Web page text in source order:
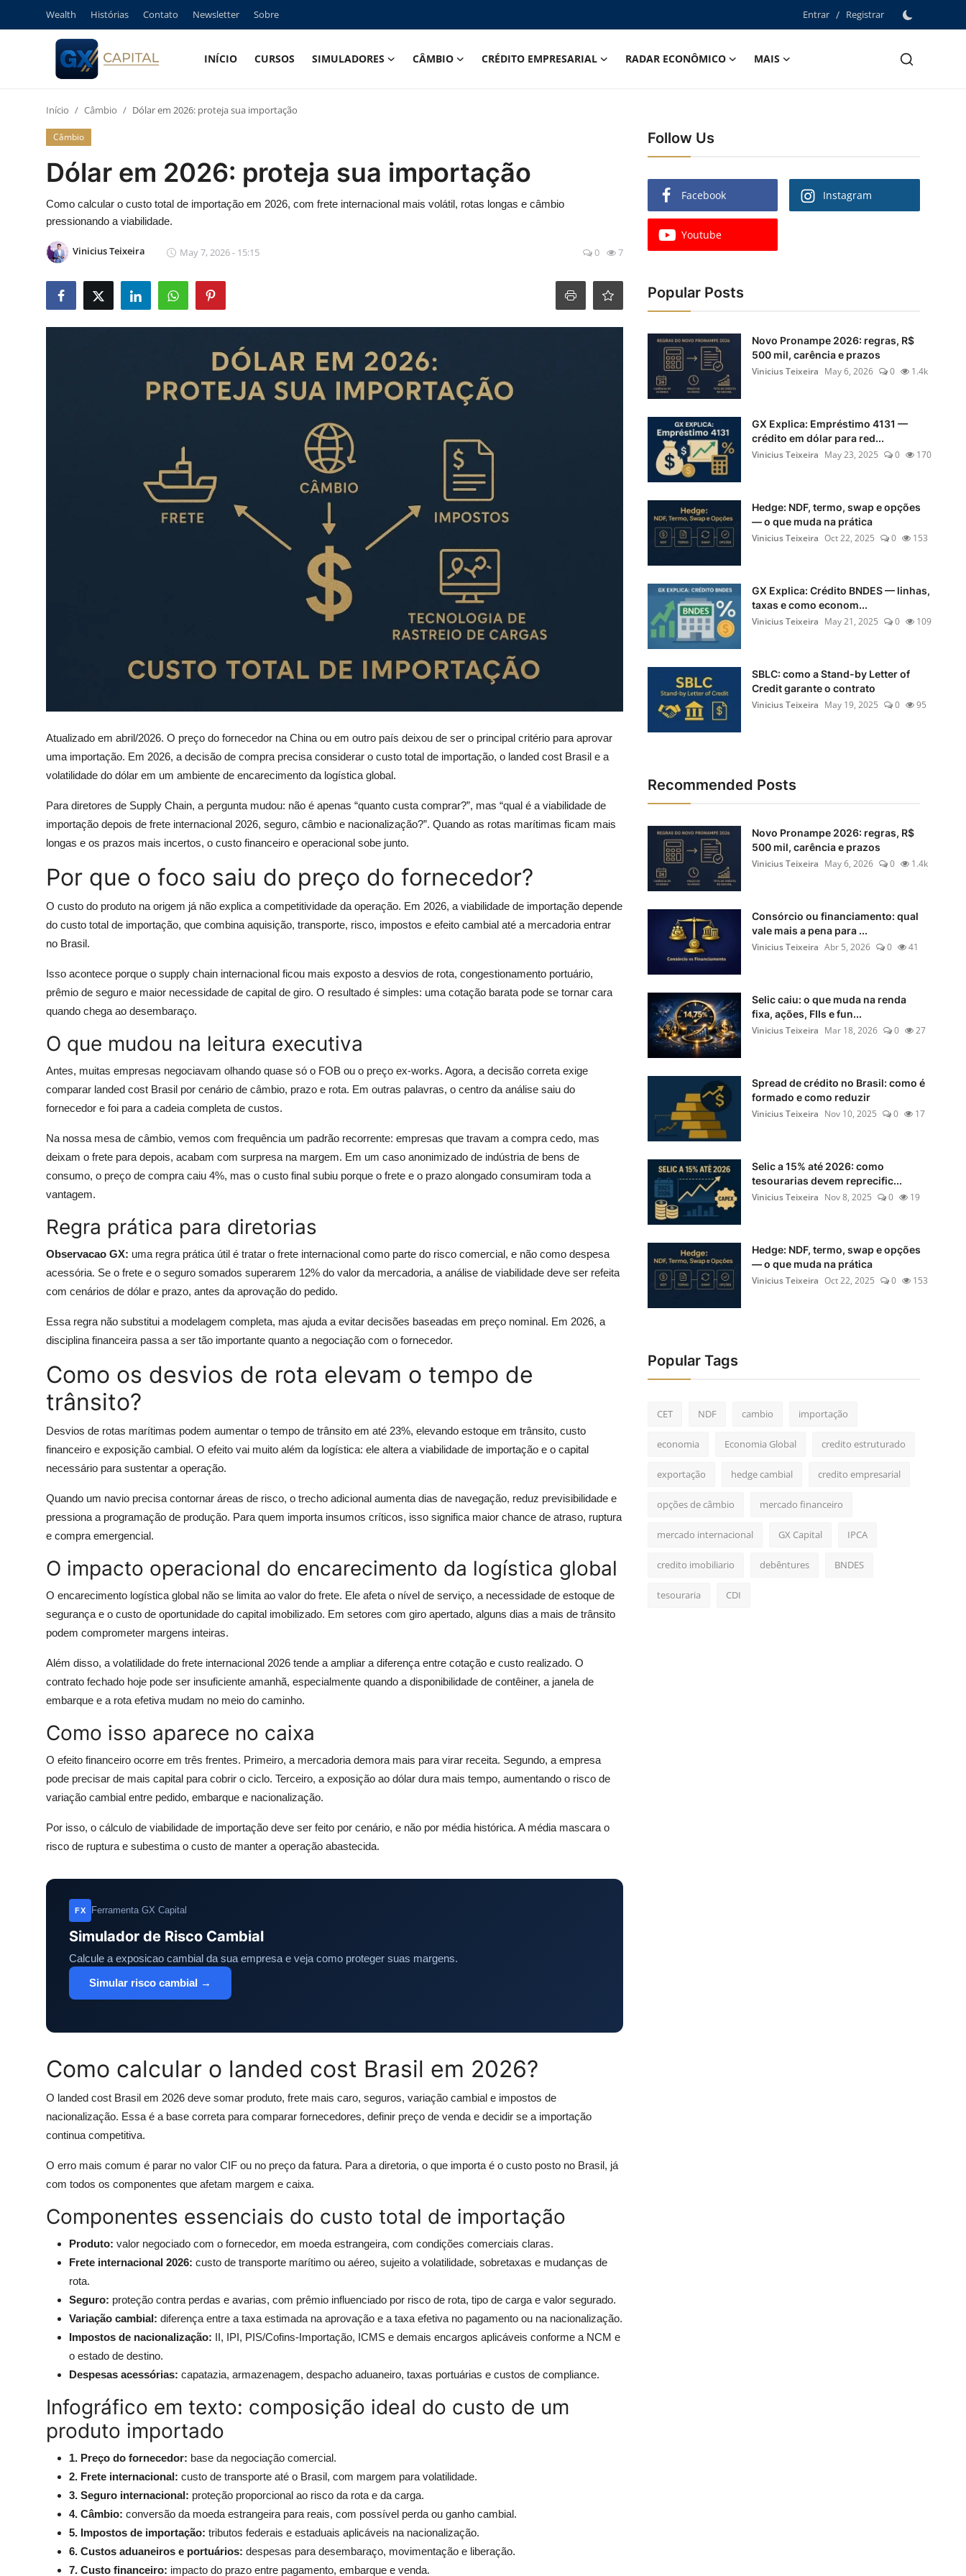
Wealth Histórias Contato Newsletter Sobre Entrar / Registrar
INÍCIO CURSOS SIMULADORES CÂMBIO CRÉDITO EMPRESARIAL RADAR ECONÔMICO
MAIS
Entrar
Wealth
Histórias
Início Câmbio Dólar em 2026: proteja sua importação
Câmbio
Dólar em 2026: proteja sua importação
Como calcular o custo total de importação em 2026, com frete internacional mais volátil, rotas longas e câmbio
pressionando a viabilidade.
Vinicius Teixeira May 7, 2026 - 15:15 0 7
Atualizado em abril/2026. O preço do fornecedor na China ou em outro país deixou de ser o principal critério para aprovar
uma importação. Em 2026, a decisão de compra precisa considerar o custo total de importação, o landed cost Brasil e a
volatilidade do dólar em um ambiente de encarecimento da logística global.
Para diretores de Supply Chain, a pergunta mudou: não é apenas “quanto custa comprar?”, mas “qual é a viabilidade de
importação depois de frete internacional 2026, seguro, câmbio e nacionalização?”. Quando as rotas marítimas ficam mais
longas e os prazos mais incertos, o custo financeiro e operacional sobe junto.
Por que o foco saiu do preço do fornecedor?
O custo do produto na origem já não explica a competitividade da operação. Em 2026, a viabilidade de importação depende
do custo total de importação, que combina aquisição, transporte, risco, impostos e efeito cambial até a mercadoria entrar
no Brasil.
Isso acontece porque o supply chain internacional ficou mais exposto a desvios de rota, congestionamento portuário,
prêmio de seguro e maior necessidade de capital de giro. O resultado é simples: uma cotação barata pode se tornar cara
quando chega ao desembaraço.
O que mudou na leitura executiva
Antes, muitas empresas negociavam olhando quase só o FOB ou o preço ex-works. Agora, a decisão correta exige
comparar landed cost Brasil por cenário de câmbio, prazo e rota. Em outras palavras, o centro da análise saiu do
fornecedor e foi para a cadeia completa de custos.
Na nossa mesa de câmbio, vemos com frequência um padrão recorrente: empresas que travam a compra cedo, mas
deixam o frete para depois, acabam com surpresa na margem. Em um caso anonimizado de indústria de bens de
consumo, o preço de compra caiu 4%, mas o custo final subiu porque o frete e o prazo alongado consumiram toda a
vantagem.
Regra prática para diretorias
Observacao GX: uma regra prática útil é tratar o frete internacional como parte do risco comercial, e não como despesa
acessória. Se o frete e o seguro somados superarem 12% do valor da mercadoria, a análise de viabilidade deve ser refeita
com cenários de dólar e prazo, antes da aprovação do pedido.
Essa regra não substitui a modelagem completa, mas ajuda a evitar decisões baseadas em preço nominal. Em 2026, a
disciplina financeira passa a ser tão importante quanto a negociação com o fornecedor.
Como os desvios de rota elevam o tempo de
trânsito?
Desvios de rotas marítimas podem aumentar o tempo de trânsito em até 23%, elevando estoque em trânsito, custo
financeiro e exposição cambial. O efeito vai muito além da logística: ele altera a viabilidade de importação e o capital
necessário para sustentar a operação.
Quando um navio precisa contornar áreas de risco, o trecho adicional aumenta dias de navegação, reduz previsibilidade e
pressiona a programação de produção. Para quem importa insumos críticos, isso significa maior chance de atraso, ruptura
e compra emergencial.
O impacto operacional do encarecimento da logística global
O encarecimento logística global não se limita ao valor do frete. Ele afeta o nível de serviço, a necessidade de estoque de
segurança e o custo de oportunidade do capital imobilizado. Em setores com giro apertado, alguns dias a mais de trânsito
podem comprometer margens inteiras.
Além disso, a volatilidade do frete internacional 2026 tende a ampliar a diferença entre cotação e custo realizado. O
contrato fechado hoje pode ser insuficiente amanhã, especialmente quando a disponibilidade de contêiner, a janela de
embarque e a rota efetiva mudam no meio do caminho.
Como isso aparece no caixa
O efeito financeiro ocorre em três frentes. Primeiro, a mercadoria demora mais para virar receita. Segundo, a empresa
pode precisar de mais capital para cobrir o ciclo. Terceiro, a exposição ao dólar dura mais tempo, aumentando o risco de
variação cambial entre pedido, embarque e nacionalização.
Por isso, o cálculo de viabilidade de importação deve ser feito por cenário, e não por média histórica. A média mascara o
risco de ruptura e subestima o custo de manter a operação abastecida.
FX Ferramenta GX Capital
Simulador de Risco Cambial
Calcule a exposicao cambial da sua empresa e veja como proteger suas margens.
Simular risco cambial →
Como calcular o landed cost Brasil em 2026?
O landed cost Brasil em 2026 deve somar produto, frete mais caro, seguros, variação cambial e impostos de
nacionalização. Essa é a base correta para comparar fornecedores, definir preço de venda e decidir se a importação
continua competitiva.
O erro mais comum é parar no valor CIF ou no preço da fatura. Para a diretoria, o que importa é o custo posto no Brasil, já
com todos os componentes que afetam margem e caixa.
Componentes essenciais do custo total de importação
Produto: valor negociado com o fornecedor, em moeda estrangeira, com condições comerciais claras.
Frete internacional 2026: custo de transporte marítimo ou aéreo, sujeito a volatilidade, sobretaxas e mudanças de
rota.
Seguro: proteção contra perdas e avarias, com prêmio influenciado por risco de rota, tipo de carga e valor segurado.
Variação cambial: diferença entre a taxa estimada na aprovação e a taxa efetiva no pagamento ou na nacionalização.
Impostos de nacionalização: II, IPI, PIS/Cofins-Importação, ICMS e demais encargos aplicáveis conforme a NCM e
o estado de destino.
Despesas acessórias: capatazia, armazenagem, despacho aduaneiro, taxas portuárias e custos de compliance.
Infográfico em texto: composição ideal do custo de um
produto importado
1. Preço do fornecedor: base da negociação comercial.
2. Frete internacional: custo de transporte até o Brasil, com margem para volatilidade.
3. Seguro internacional: proteção proporcional ao risco da rota e da carga.
4. Câmbio: conversão da moeda estrangeira para reais, com possível perda ou ganho cambial.
5. Impostos de importação: tributos federais e estaduais aplicáveis na nacionalização.
6. Custos aduaneiros e portuários: despesas para desembaraço, movimentação e liberação.
7. Custo financeiro: impacto do prazo entre pagamento, embarque e venda.
Follow Us
Facebook Instagram
Youtube
Popular Posts
Novo Pronampe 2026: regras, R$
500 mil, carência e prazos
Vinicius Teixeira May 6, 2026 0 1.4k
GX Explica: Empréstimo 4131 —
crédito em dólar para red...
Vinicius Teixeira May 23, 2025 0 170
Hedge: NDF, termo, swap e opções
— o que muda na prática
Vinicius Teixeira Oct 22, 2025 0 153
GX Explica: Crédito BNDES — linhas,
taxas e como econom...
Vinicius Teixeira May 21, 2025 0 109
SBLC: como a Stand-by Letter of
Credit garante o contrato
Vinicius Teixeira May 19, 2025 0 95
Recommended Posts
Novo Pronampe 2026: regras, R$
500 mil, carência e prazos
Vinicius Teixeira May 6, 2026 0 1.4k
Consórcio ou financiamento: qual
vale mais a pena para ...
Vinicius Teixeira Abr 5, 2026 0 41
Selic caiu: o que muda na renda
fixa, ações, FIIs e fun...
Vinicius Teixeira Mar 18, 2026 0 27
Spread de crédito no Brasil: como é
formado e como reduzir
Vinicius Teixeira Nov 10, 2025 0 17
Selic a 15% até 2026: como
tesourarias devem reprecific...
Vinicius Teixeira Nov 8, 2025 0 19
Hedge: NDF, termo, swap e opções
— o que muda na prática
Vinicius Teixeira Oct 22, 2025 0 153
Popular Tags
CET NDF cambio importação
economia Economia Global credito estruturado
exportação hedge cambial credito empresarial
opções de câmbio mercado financeiro
mercado internacional GX Capital IPCA
credito imobiliario debêntures BNDES
tesouraria CDI